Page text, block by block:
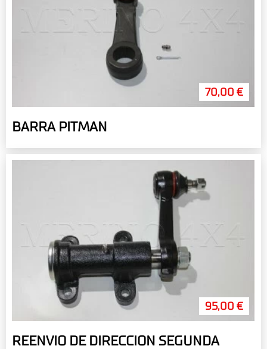
70,00 €
BARRA PITMAN
95,00 €
REENVIO DE DIRECCION SEGUNDA